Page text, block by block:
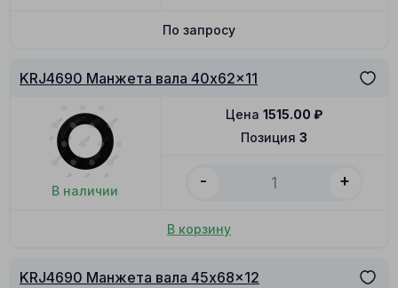
По запросу
KRJ4690 Манжета вала 40x62x11
В наличии
Позиция 3
Цена 1515.00 ₽
- +
В корзину
KRJ4690 Манжета вала 45x68x12